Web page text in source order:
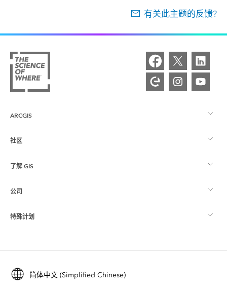
有关此主题的反馈?
ARCGIS
ArcGIS 概览
制图
社区
Esri 社区
ArcGIS 博客
用户研究和测试
Esri 年轻专家关系网
了解 GIS
什么是 GIS？
位置智能
培训
ArcUser
公司
关于 Esri
招贤纳士
特殊计划
ArcGIS for Student Use
简体中文 (Simplified Chinese)